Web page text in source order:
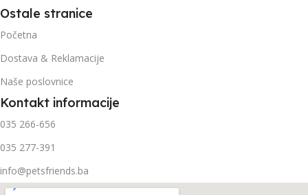
Ostale stranice
Početna
Dostava & Reklamacije
Naše poslovnice
Kontakt informacije
035 266-656
035 277-391
info@petsfriends.ba